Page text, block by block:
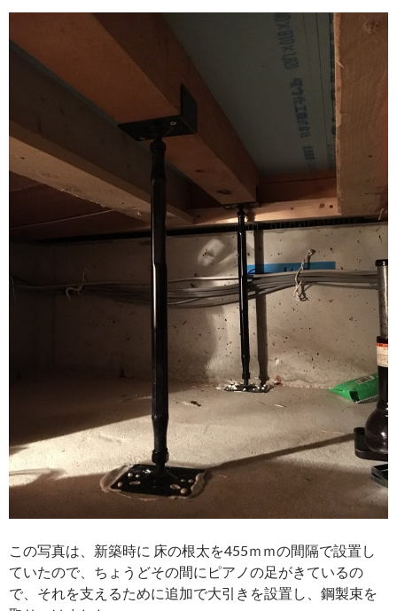
この写真は、新築時に 床の根太を455ｍｍの間隔で設置し
ていたので、ちょうどその間にピアノの足がきているの
で、それを支えるために追加で大引きを設置し、鋼製束を